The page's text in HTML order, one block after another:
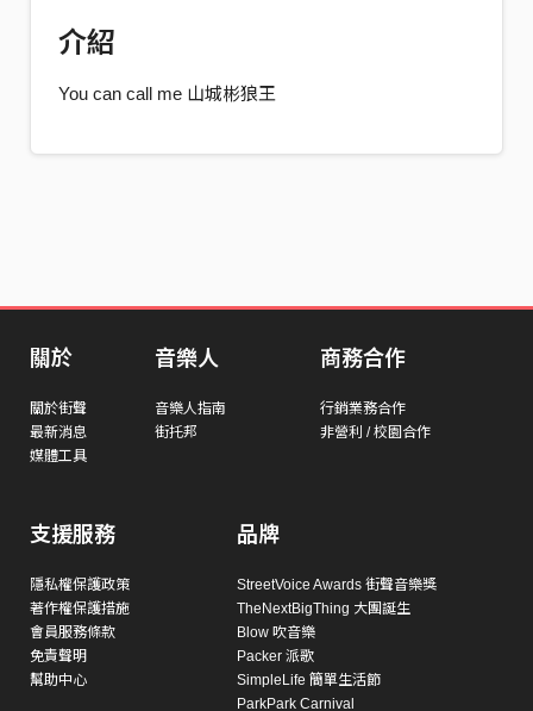
介紹
You can call me 山城彬狼王
關於
關於街聲
最新消息
媒體工具
音樂人
音樂人指南
街托邦
商務合作
行銷業務合作
非營利 / 校園合作
支援服務
隱私權保護政策
著作權保護措施
會員服務條款
免責聲明
幫助中心
品牌
StreetVoice Awards 街聲音樂獎
TheNextBigThing 大團誕生
Blow 吹音樂
Packer 派歌
SimpleLife 簡單生活節
ParkPark Carnival